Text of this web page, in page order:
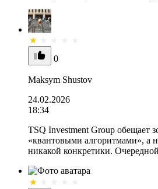
0
Maksym Shustov
24.02.2026
18:34
TSQ Investment Group обещает
«квантовыми алгоритмами», а
никакой конкретики.